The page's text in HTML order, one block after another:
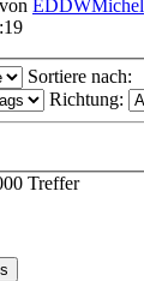
von EDDWMichel
Sortiere nach:
Richtung:
Treffer